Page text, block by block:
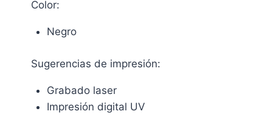
Color:
Negro
Sugerencias de impresión:
Grabado laser
Impresión digital UV